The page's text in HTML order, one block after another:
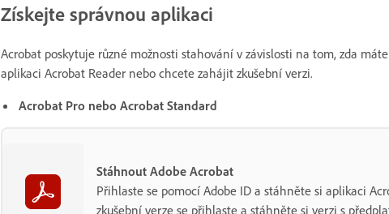
Získejte správnou aplikaci
Acrobat poskytuje různé možnosti stahování v závislosti na tom, zda
aplikaci Acrobat Reader nebo chcete zahájit zkušební verzi.
Acrobat Pro nebo Acrobat Standard
Stáhnout Adobe Acrobat
Přihlaste se pomocí Adobe ID a stáhněte si aplikaci
zkušební verze se přihlaste a stáhněte si verzi s